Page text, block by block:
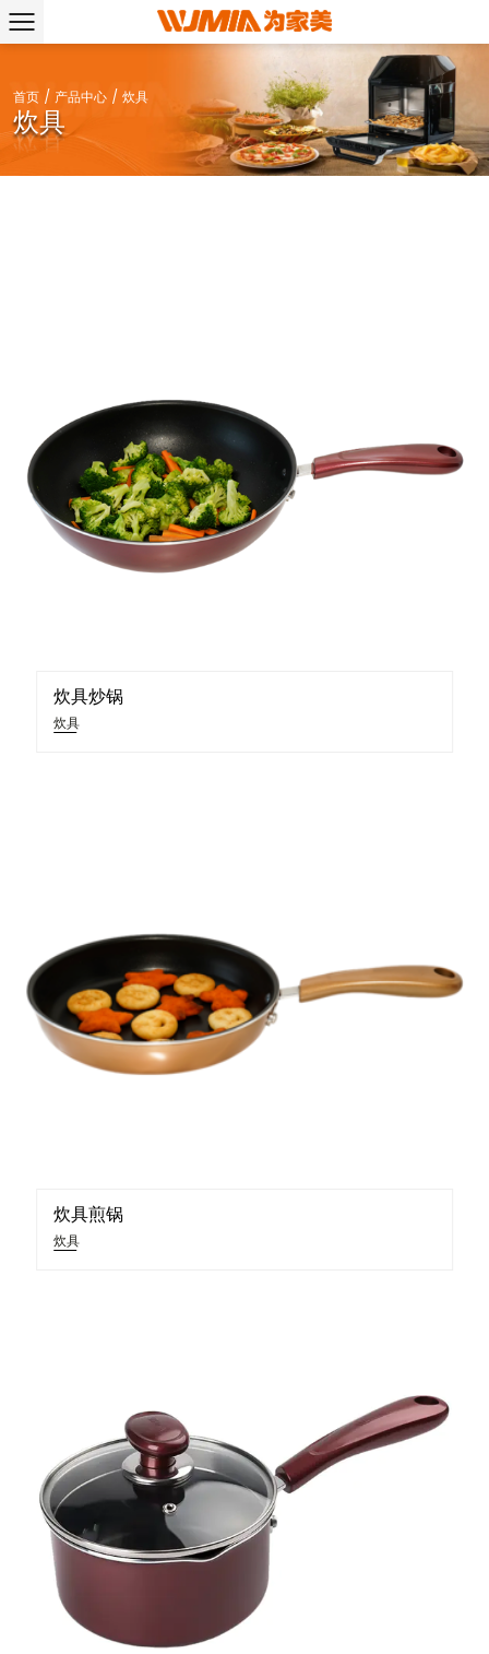
首页 / 产品中心 / 炊具
炊具
炊具炒锅
炊具
炊具煎锅
炊具